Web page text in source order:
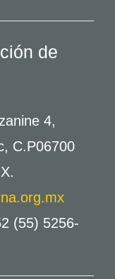
de
4,
C.P06700
(55) 5256-